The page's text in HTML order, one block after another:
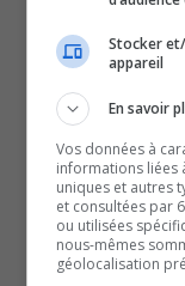
Robert Gorley, 71
agression
personne
septembre et
masculin.
poursuit.
Les enquêteurs
Stocker
appareil
En savoir
Vos données à
informations liées
uniques et autres
et consultées par
ou utilisées
nous-mêmes
géolocalisation